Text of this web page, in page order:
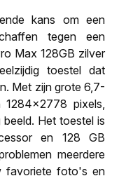
kans om een
tegen een
Max 128GB zilver
toestel dat
Met zijn grote 6,7-
pixels,
Het toestel is
en 128 GB
meerdere
favoriete foto's en